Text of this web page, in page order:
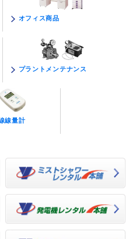
オフィス商品
プラントメンテナンス
線量計